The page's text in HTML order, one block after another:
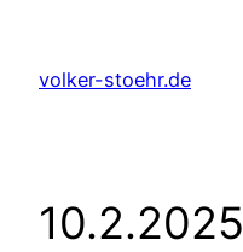
springen
volker-stoehr.de
10.2.2025